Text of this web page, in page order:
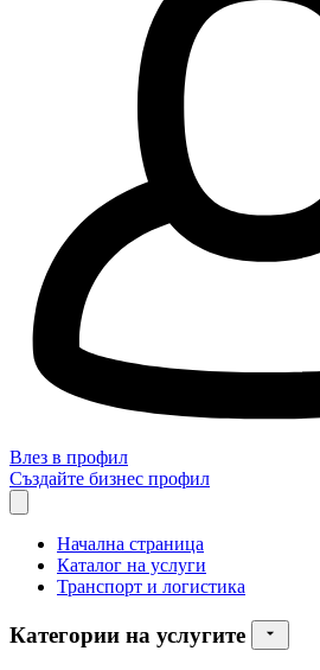
Влез в профил
Създайте бизнес профил
Начална страница
Каталог на услуги
Транспорт и логистика
Категории на услугите